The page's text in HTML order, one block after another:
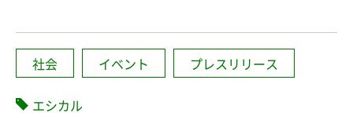
社会 イベント プレスリリース
エシカル